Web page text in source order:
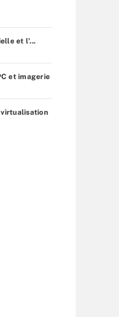
et l’...
et imagerie
virtualisation